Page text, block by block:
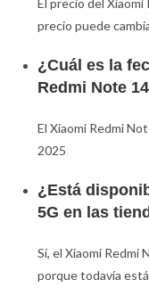
El precio del
precio puede
¿Cuál es la
Redmi Note
El Xiaomi Redmi
2025
¿Está
5G en las
Sí, el Xiaomi
porque todavía